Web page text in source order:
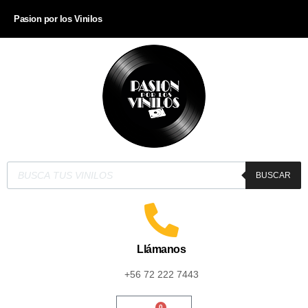
Pasion por los Vinilos
BUSCAR
Llámanos
+56 72 222 7443